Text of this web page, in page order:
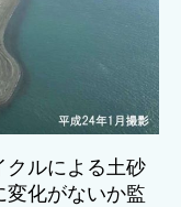
クルによる土砂
変化がないか監